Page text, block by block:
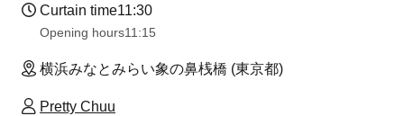
Curtain time11:30
Opening hours11:15
横浜みなとみらい象の鼻桟橋 (東京都)
Pretty Chuu